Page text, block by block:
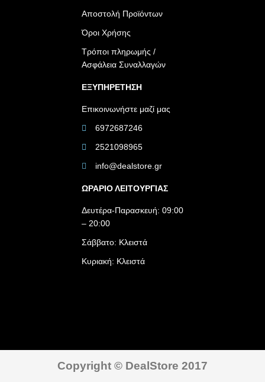
Αποστολή Προϊόντων
Όροι Χρήσης
Τρόποι πληρωμής /
Ασφάλεια Συναλλαγών
ΕΞΥΠΗΡΕΤΗΣΗ
Επικοινωνήστε μαζί μας
6972687246
2521098965
info@dealstore.gr
ΩΡΑΡΙΟ ΛΕΙΤΟΥΡΓΙΑΣ​
Δευτέρα-Παρασκευή: 09:00
– 20:00
Σάββατο: Κλειστά
Κυριακή: Κλειστά
Copyright © DealStore 2017